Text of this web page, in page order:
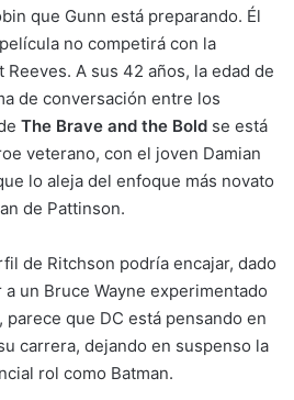
que Gunn está preparando. Él
no competirá con la
Reeves. A sus 42 años, la edad de
de conversación entre los
The Brave and the Bold se está
veterano, con el joven Damian
lo aleja del enfoque más novato
de Pattinson.
de Ritchson podría encajar, dado
un Bruce Wayne experimentado
que DC está pensando en
carrera, dejando en suspenso la
rol como Batman.